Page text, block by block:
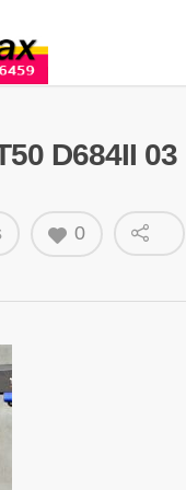
D684II 03
0